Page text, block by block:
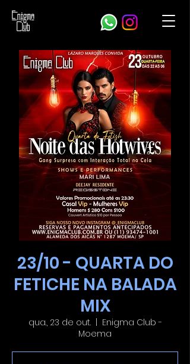
23/10 - QUARTA DO
FETICHE NA BALADA
MIX
qua., 23 de out.
  |
Enigma Club -
Moema